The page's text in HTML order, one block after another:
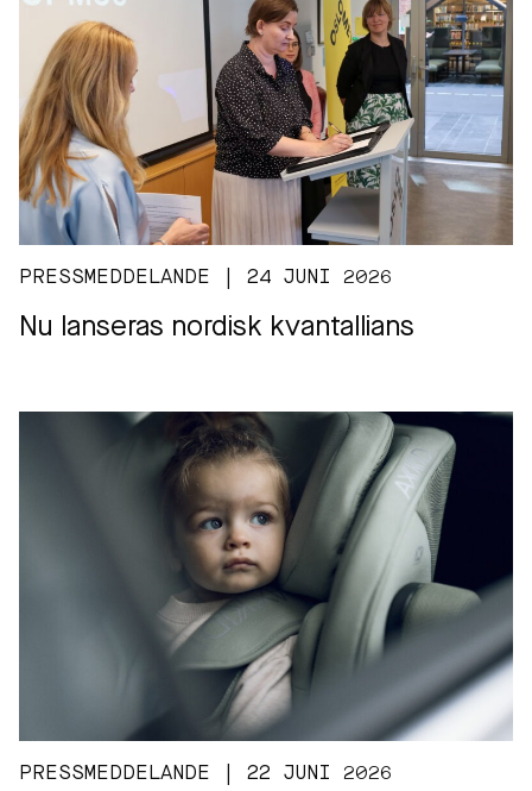
PRESSMEDDELANDE | 24 JUNI 2026
Nu lanseras nordisk kvantallians
PRESSMEDDELANDE | 22 JUNI 2026